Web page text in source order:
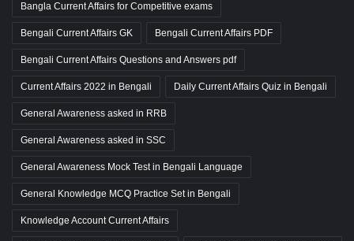
Bangla Current Affairs for Competitive exams
Bengali Current Affairs GK Bengali Current Affairs PDF
Bengali Current Affairs Questions and Answers pdf
Current Affairs 2022 in Bengali Daily Current Affairs Quiz in Bengali
General Awareness asked in RRB
General Awareness asked in SSC
General Awareness Mock Test in Bengali Language
General Knowledge MCQ Practice Set in Bengali
Knowledge Account Current Affairs